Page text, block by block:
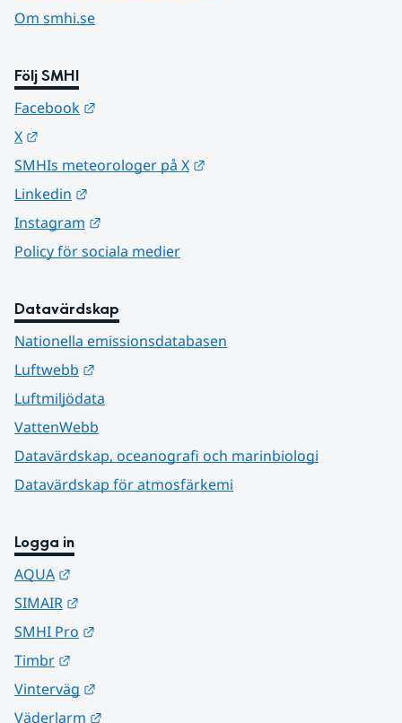
Om smhi.se
Följ SMHI
Facebook
X
SMHIs meteorologer på X
Linkedin
Instagram
Policy för sociala medier
Datavärdskap
Nationella emissionsdatabasen
Luftwebb
Luftmiljödata
VattenWebb
Datavärdskap, oceanografi och marinbiologi
Datavärdskap för atmosfärkemi
Logga in
AQUA
SIMAIR
SMHI Pro
Timbr
Vinterväg
Väderlarm